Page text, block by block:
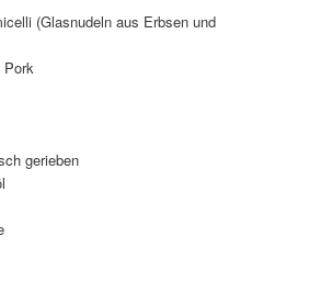
(Glasnudeln aus Erbsen und
Pork
gerieben